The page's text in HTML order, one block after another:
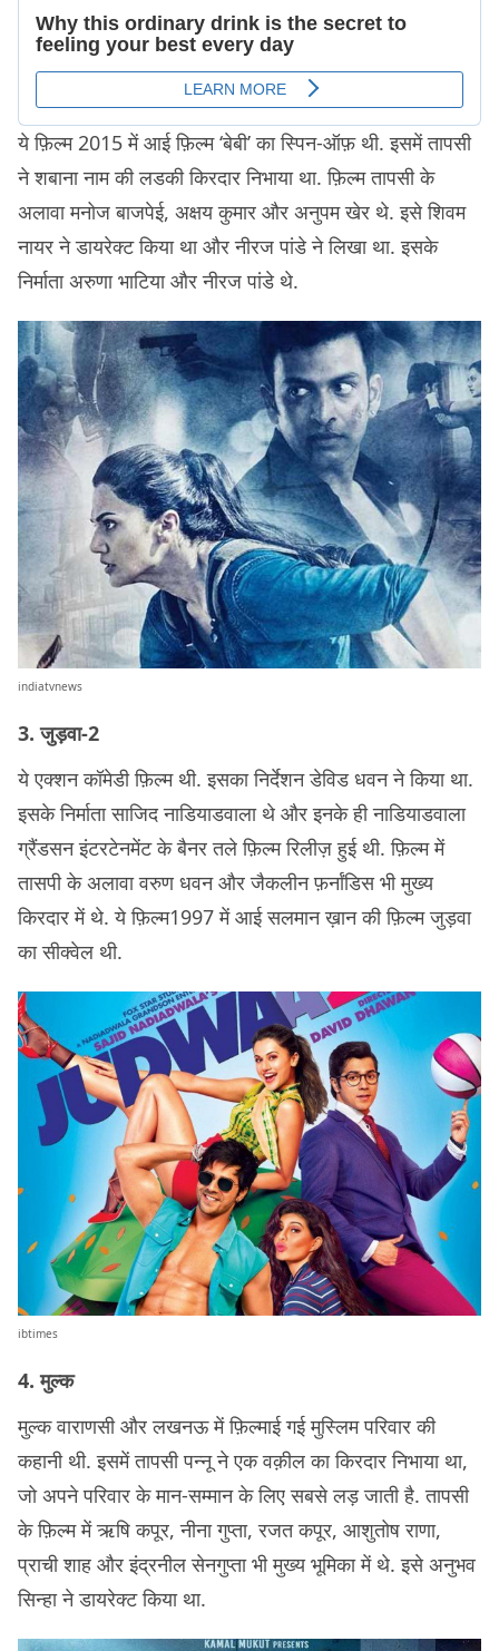
ये फ़िल्म 2015 में आई फ़िल्म ‘बेबी’ का स्पिन-ऑफ़ थी. इसमें तापसी
ने शबाना नाम की लडकी किरदार निभाया था. फ़िल्म तापसी के
अलावा मनोज बाजपेई, अक्षय कुमार और अनुपम खेर थे. इसे शिवम
नायर ने डायरेक्ट किया था और नीरज पांडे ने लिखा था. इसके
निर्माता अरुणा भाटिया और नीरज पांडे थे.
indiatvnews
3. जुड़वा-2
ये एक्शन कॉमेडी फ़िल्म थी. इसका निर्देशन डेविड धवन ने किया था.
इसके निर्माता साजिद नाडियाडवाला थे और इनके ही नाडियाडवाला
ग्रैंडसन इंटरटेनमेंट के बैनर तले फ़िल्म रिलीज़ हुई थी. फ़िल्म में
तासपी के अलावा वरुण धवन और जैकलीन फ़र्नांडिस भी मुख्य
किरदार में थे. ये फ़िल्म1997 में आई सलमान ख़ान की फ़िल्म जुड़वा
का सीक्वेल थी.
ibtimes
4. मुल्क
मुल्क वाराणसी और लखनऊ में फ़िल्माई गई मुस्लिम परिवार की
कहानी थी. इसमें तापसी पन्नू ने एक वक़ील का किरदार निभाया था,
जो अपने परिवार के मान-सम्मान के लिए सबसे लड़ जाती है. तापसी
के फ़िल्म में ऋषि कपूर, नीना गुप्ता, रजत कपूर, आशुतोष राणा,
प्राची शाह और इंद्रनील सेनगुप्ता भी मुख्य भूमिका में थे. इसे अनुभव
सिन्हा ने डायरेक्ट किया था.